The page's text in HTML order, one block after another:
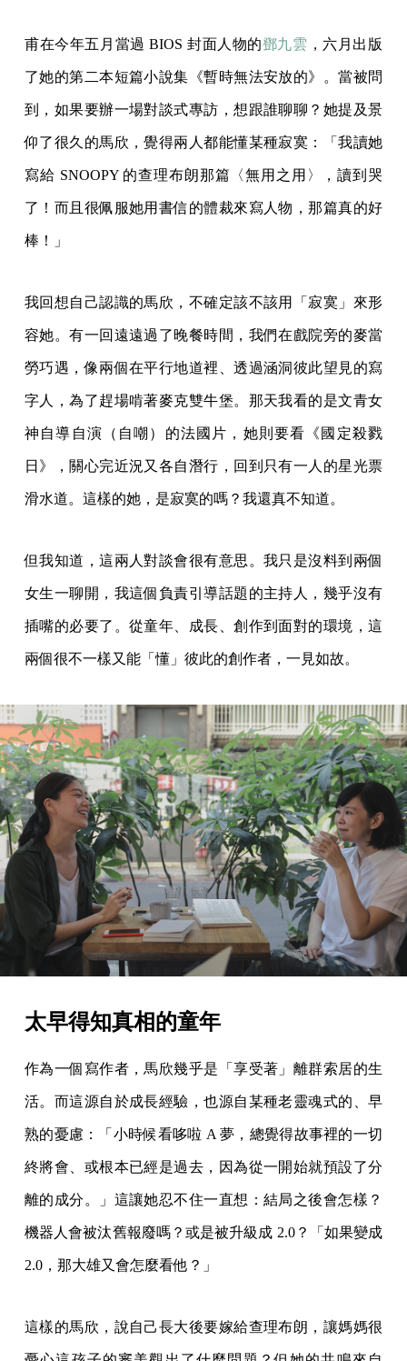
甫在今年五月當過 BIOS 封面人物的鄧九雲 ，六月出版
了她的第二本短篇小說集《暫時無法安放的》。當被問
到，如果要辦一場對談式專訪，想跟誰聊聊？她提及景
仰了很久的馬欣，覺得兩人都能懂某種寂寞：「我讀她
寫給 SNOOPY 的查理布朗那篇〈無用之用〉，讀到哭
了！而且很佩服她用書信的體裁來寫人物，那篇真的好
棒！」
我回想自己認識的馬欣，不確定該不該用「寂寞」來形
容她。有一回遠遠過了晚餐時間，我們在戲院旁的麥當
勞巧遇，像兩個在平行地道裡、透過涵洞彼此望見的寫
字人，為了趕場啃著麥克雙牛堡。那天我看的是文青女
神自導自演（自嘲）的法國片，她則要看《國定殺戮
日》，關心完近況又各自潛行，回到只有一人的星光票
滑水道。這樣的她，是寂寞的嗎？我還真不知道。
但我知道，這兩人對談會很有意思。我只是沒料到兩個
女生一聊開，我這個負責引導話題的主持人，幾乎沒有
插嘴的必要了。從童年、成長、創作到面對的環境，這
兩個很不一樣又能「懂」彼此的創作者，一見如故。
太早得知真相的童年
作為一個寫作者，馬欣幾乎是「享受著」離群索居的生
活。而這源自於成長經驗，也源自某種老靈魂式的、早
熟的憂慮：「小時候看哆啦 A 夢，總覺得故事裡的一切
終將會、或根本已經是過去，因為從一開始就預設了分
離的成分。」這讓她忍不住一直想：結局之後會怎樣？
機器人會被汰舊報廢嗎？或是被升級成 2.0？「如果變成
2.0，那大雄又會怎麼看他？」
這樣的馬欣，說自己長大後要嫁給查理布朗，讓媽媽很